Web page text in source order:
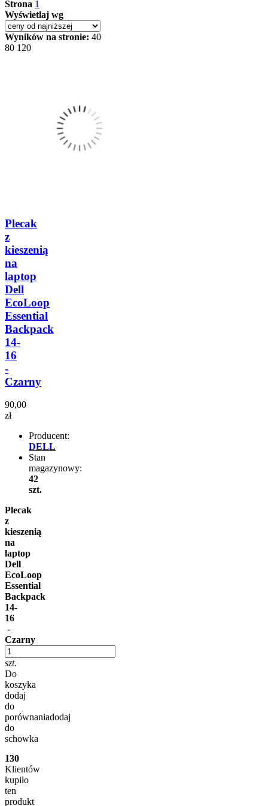
Strona 1
Wyświetlaj wg
Wyników na stronie: 40
80 120
Plecak
z
kieszenią
na
laptop
Dell
EcoLoop
Essential
Backpack
14-
16
-
Czarny
90,00
zł
Producent:
DELL
Stan
magazynowy:
42
szt.
Plecak
z
kieszenią
na
laptop
Dell
EcoLoop
Essential
Backpack
14-
16
-
Czarny
szt.
Do
koszyka
dodaj
do
porównaniadodaj
do
schowka
130
Klientów
kupiło
ten
produkt